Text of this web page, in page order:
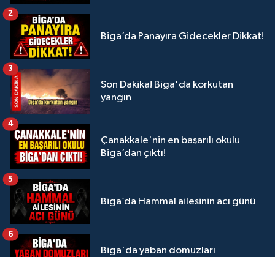
Biga’da Panayıra Gidecekler Dikkat!
2
Son Dakika! Biga'da korkutan
yangın
3
Çanakkale'nin en başarılı okulu
Biga’dan çıktı!
4
Biga’da Hammal ailesinin acı günü
5
Biga'da yaban domuzları
6